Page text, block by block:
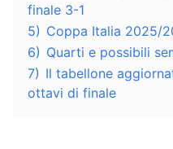
finale 3-1
5) Coppa Italia 2025/
6) Quarti e possibili
7) Il tabellone
ottavi di finale